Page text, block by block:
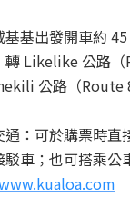
基基出發開車約
轉 Likelike 公路
公路（Route
：可於購票時直
車；也可搭乘公